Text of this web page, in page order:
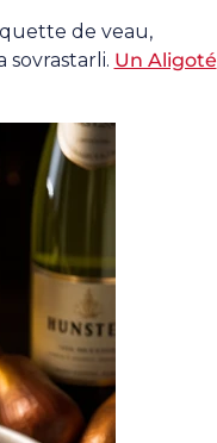
de veau,
sovrastarli. Un Aligoté